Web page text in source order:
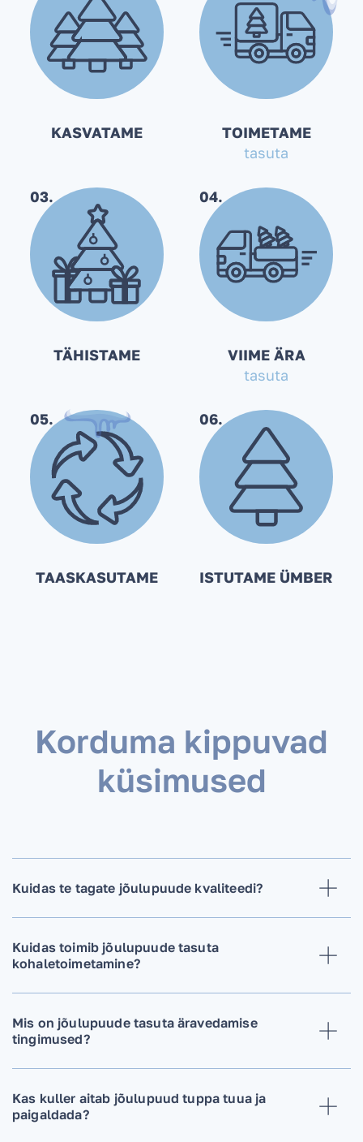
KASVATAME
TOIMETAME
tasuta
03.
TÄHISTAME
04.
VIIME ÄRA
tasuta
05.
TAASKASUTAME
06.
ISTUTAME ÜMBER
Korduma kippuvad
küsimused
Kuidas te tagate jõulupuude kvaliteedi?
Kuidas toimib jõulupuude tasuta
kohaletoimetamine?
Mis on jõulupuude tasuta äravedamise
tingimused?
Kas kuller aitab jõulupuud tuppa tuua ja
paigaldada?